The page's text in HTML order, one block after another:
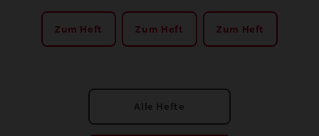
Zum Heft Zum Heft Zum Heft
Alle Hefte